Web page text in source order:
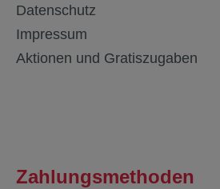
Datenschutz
Impressum
Aktionen und Gratiszugaben
Zahlungsmethoden